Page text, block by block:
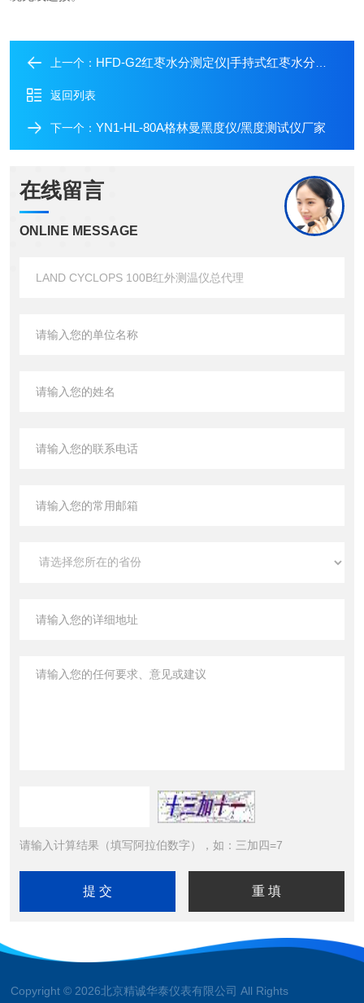
上一个： HFD-G2红枣水分测定仪|手持式红枣水分仪价格
返回列表
下一个： YN1-HL-80A格林曼黑度仪/黑度测试仪厂家
在线留言
ONLINE MESSAGE
请输入计算结果（填写阿拉伯数字），如：三加四=7
Copyright © 2026北京精诚华泰仪表有限公司 All Rights